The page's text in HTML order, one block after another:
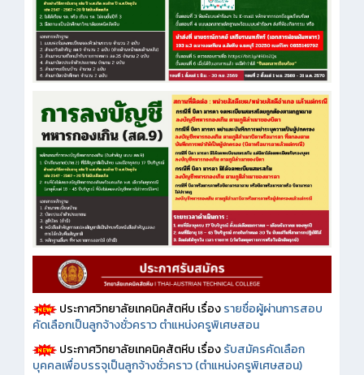
ประกาศวิทยาลัยเทคนิคสัตหีบ เรื่องรายชื่อผู้ผ่านการสอบ
คัดเลือกเป็นลูกจ้างชั่วคราว ตำแหน่งครูพิเศษสอน
ประกาศวิทยาลัยเทคนิคสัตหีบ เรื่องรับสมัครคัดเลือก
บุคคลเพื่อบรรจุเป็นลูกจ้างชั่วคราว (ตำแหน่งครูพิเศษสอน)